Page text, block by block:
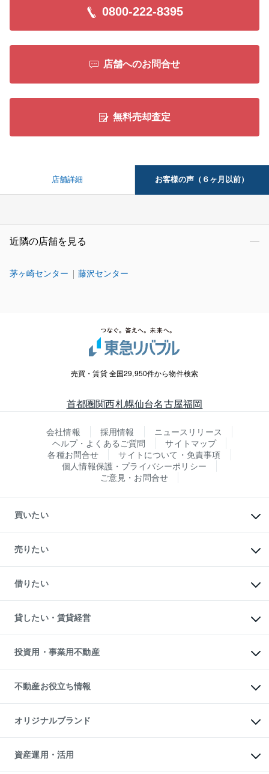
0800-222-8395
店舗へのお問合せ
無料売却査定
店舗詳細 お客様の声（６ヶ月以前）
近隣の店舗を見る
茅ヶ崎センター 藤沢センター
売買・賃貸 全国29,950件から物件検索
首都圏関西札幌仙台名古屋福岡
会社情報 採用情報
ニュースリリース
ヘルプ・よくあるご質問
サイトマップ
各種お問合せ
サイトについて・免責事項
個人情報保護・プライバシーポリシー
ご意見・お問合せ
買いたい
新築・分譲マンションの購入
中古マンションの購入
一戸建ての購入
中古一戸建ての購入
不動産購入の流れ
注目キーワード物件特集
購入ガイド
English 繁体中文簡体中文
売りたい
一戸建ての売却・査定
土地の売却・査定
スピードAI査定
不動産査定について
不動産売却の流れ
不動産買換えの流れ
売却ガイド
借りたい
オフィス・店舗の賃貸
借りるときの流れ
借りるガイド
貸したい・賃貸経営
マンション賃料データ
賃貸管理プラン
リロケーションについて
貸すガイド
投資用・事業用不動産
事業用不動産
マンション投資
投資用マンション
アパート経営
収益物件
ビル購入（ビル一棟）
投資用不動産の売却査定
事業用不動産の売却査定
不動産お役立ち情報
マンションライブラリー
人気マンションランキング
暮らしに役立つ不動産メディア
不動産相場・不動産価格情報
オリジナルブランド
一棟リノベーションマンション
L`GENTE（ルジェンテ）
区分リノベーションマンション
資産運用・活用